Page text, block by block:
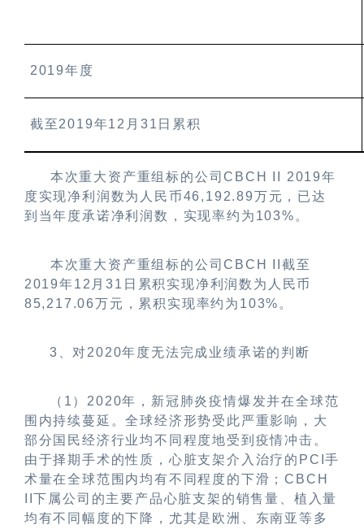
2019年度
截至2019年12 月 31 日累积
本次重大资产重组标的公司CBCH II 2019年
度实现净利润数为人民币46,192.89万元，已达
到当年度承诺净利润数，实现率约为 103% 。
本次重大资产重组标的公司CBCH II 截至
2019年12 月31 日累积实现净利润数为人民币
85,217.06万元，累积实现率约为 103% 。
3 、对2020年度无法完成业绩承诺的判断
（ 1 ） 2020年，新冠肺炎疫情爆发并在全球范
围内持续蔓延。全球经济形势受此严重影响，大
部分国民经济行业均不同程度地受到疫情冲击。
由于择期手术的性质，心脏支架介入治疗的 PCI手
术量在全球范围内均有不同程度的下滑；CBCH
II下属公司的主要产品心脏支架的销售量、植入量
均有不同幅度的下降，尤其是欧洲、东南亚等多